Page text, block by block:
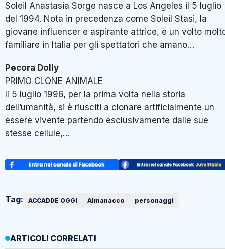
Soleil Anastasia Sorge nasce a Los Angeles il 5 luglio
del 1994. Nota in precedenza come Soleil Stasi, la
giovane influencer e aspirante attrice, è un volto
familiare in Italia per gli spettatori che amano…
Pecora Dolly
PRIMO CLONE ANIMALE
Il 5 luglio 1996, per la prima volta nella storia
dell’umanità, si è riusciti a clonare artificialmente un
essere vivente partendo esclusivamente dalle sue
stesse cellule,…
Tag: ACCADDE OGGI Almanacco personaggi
ARTICOLI CORRELATI